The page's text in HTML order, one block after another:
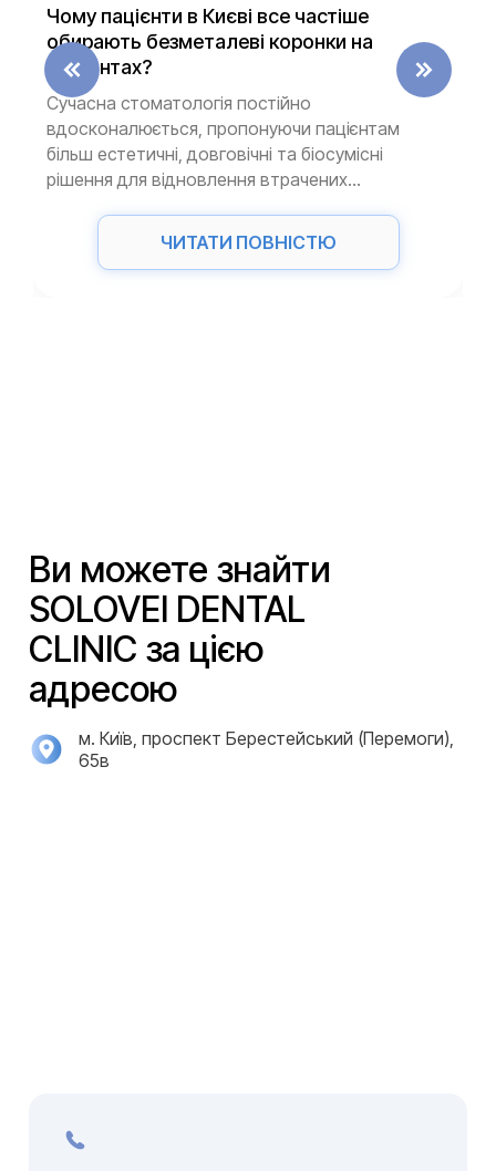
Чому пацієнти в Києві все частіше
обирають безметалеві коронки на
імплантах?
Сучасна стоматологія постійно
вдосконалюється, пропонуючи пацієнтам
більш естетичні, довговічні та біосумісні
рішення для відновлення втрачених...
ЧИТАТИ ПОВНІСТЮ
Ви можете знайти
SOLOVEI DENTAL
CLINIC за цією
адресою
м. Київ, проспект Берестейський (Перемоги),
65в